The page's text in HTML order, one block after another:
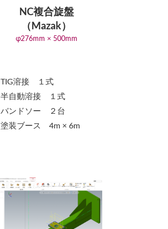
NC複合旋盤
（Mazak）
φ276mm × 500mm
TIG溶接 １式
半自動溶接 １式
バンドソー ２台
塗装ブース 4m × 6m